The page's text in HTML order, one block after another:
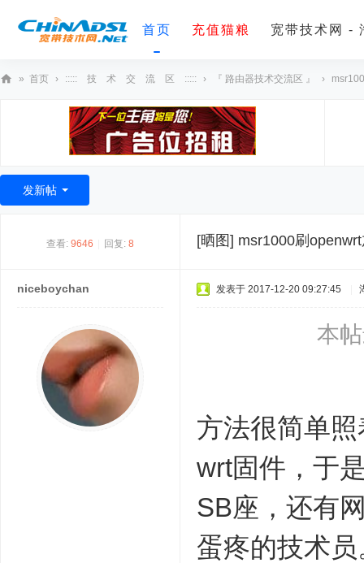
首页 充值猫粮 宽带技术网 -
术
» 首页 › ::::: 技 术 交 流 区 ::::: › 『 路由器技术交流区 』 ›
发新帖
查看: 9646 回复: 8 [晒图] msr1000刷
niceboychan 发表于 2017-12-20 09:27:45
本
方法很简单
wrt固件，于
SB座，还有
蛋疼的技术员